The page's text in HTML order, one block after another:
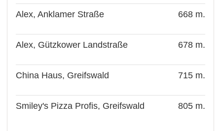
Alex, Anklamer Straße 668 m.
Alex, Gützkower Landstraße 678 m.
China Haus, Greifswald 715 m.
Smiley's Pizza Profis, Greifswald 805 m.